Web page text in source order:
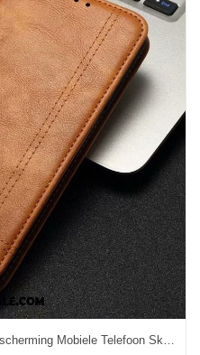
Samsung Galaxy A70s Hoesje Bescherming Mobiele Telefoon Skärmskydd Folio Ster Kopen